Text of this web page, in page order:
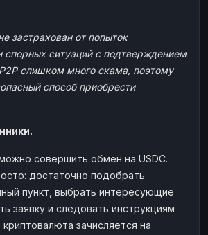
застрахован от попыток
спорных ситуаций с подтверждением
слишком много скама, поэтому
способ приобрести
совершить обмен на USDC.
достаточно подобрать
пункт, выбрать интересующие
заявку и следовать инструкциям
зачисляется на